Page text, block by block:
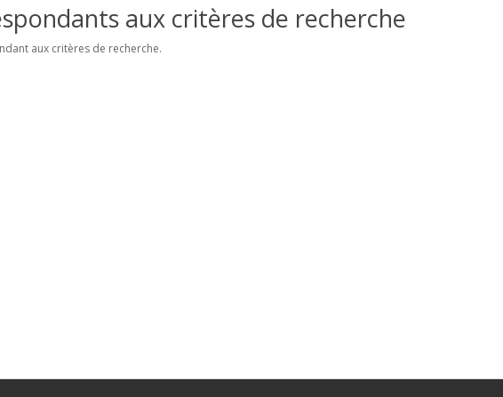
aux critères de recherche
aux critères de recherche.